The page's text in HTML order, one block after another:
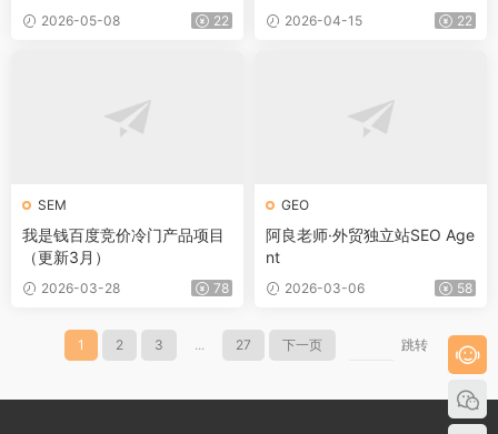
2026-05-08 22 2026-04-15 22
SEM
我是钱百度竞价冷门产品项目
（更新3月）
2026-03-28 78
GEO
阿良老师·外贸独立站SEO Age
nt
2026-03-06 58
1 2 3 ... 27 下一页 跳转